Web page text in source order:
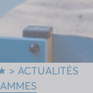
> ACTUALITÉS